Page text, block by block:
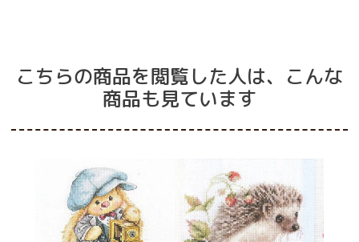
こちらの商品を閲覧した人は、こんな
商品も見ています